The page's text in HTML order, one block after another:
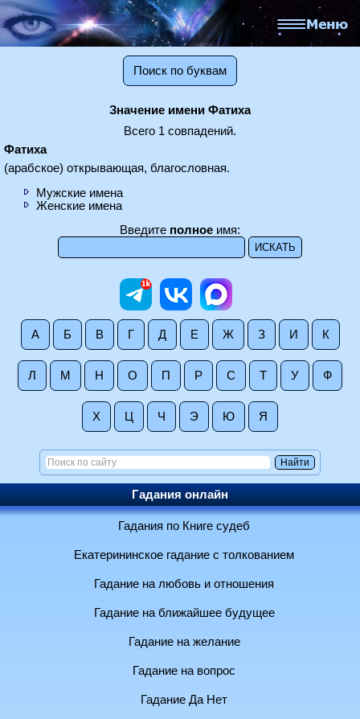
Поиск по буквам
Значение имени Фатиха
Всего 1 совпадений.
Фатиха
(арабское) открывающая, благословная.
Мужские имена
Женские имена
Введите полное имя:
А Б В Г Д Е Ж З И К
Л М Н О П Р С Т У Ф
Х Ц Ч Э Ю Я
Гадания онлайн
Гадания по Книге судеб
Екатерининское гадание с толкованием
Гадание на любовь и отношения
Гадание на ближайшее будущее
Гадание на желание
Гадание на вопрос
Гадание Да Нет